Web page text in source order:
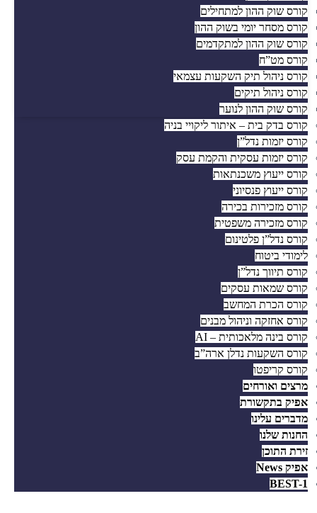
קורס שוק ההון למתחילים
קורס מסחר יומי בשוק ההון
קורס שוק ההון למתקדמים
קורס מט”ח
קורס ניהול תיק השקעות עצמאי
קורס ניהול תיקים
קורס שוק ההון לנוער
קורס בדק בית – איתור ליקויי בניה
קורס יזמות נדל”ן
קורס יזמות עסקית והקמת עסק
קורס ייעוץ משכנתאות
קורס ייעוץ פנסיוני
קורס מזכירות בכירה
קורס מזכירה משפטית
קורס נדל”ן פלטינום
לימודי ביטוח
קורס תיווך נדל”ן
קורס שמאות עסקים
קורס הכרת המחשב
קורס אחזקה וניהול מבנים
קורס בינה מלאכותית – AI
קורס השקעות נדלן ארה”ב
קורס קריפטו
מרצים ואורחים
אפיק בתקשורת
מדברים עלינו
החנות שלנו
זירת התוכן
אפיק News
BEST-1